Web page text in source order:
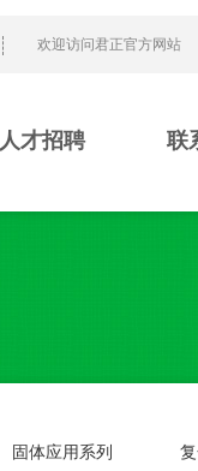
欢迎访问君正官方网站
人才招聘 联
固体应用系列